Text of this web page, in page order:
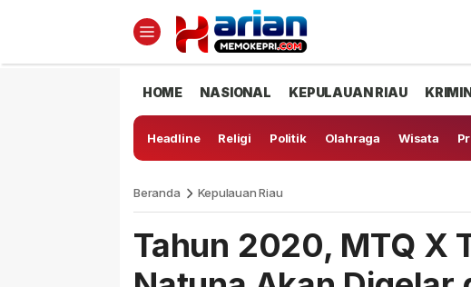
HOME NASIONAL KEPULAUAN RIAU
Headline Religi Politik Olahraga Wisata
Beranda Kepulauan Riau
Tahun 2020, MTQ X